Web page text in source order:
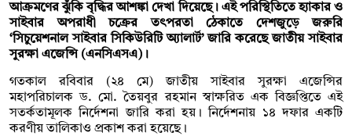
আক্রমণের ঝুঁকি বৃদ্ধির আশঙ্কা দেখা দিয়েছে। এই পরিস্থিতিতে হ্যাকার ও
সাইবার অপরাধী চক্রের তৎপরতা ঠেকাতে দেশজুড়ে জরুরি
‘সিচুয়েশনাল সাইবার সিকিউরিটি অ্যালার্ট’ জারি করেছে জাতীয় সাইবার
সুরক্ষা এজেন্সি (এনসিএসএ)।
গতকাল রবিবার (২৪ মে) জাতীয় সাইবার সুরক্ষা এজেন্সির
মহাপরিচালক ড. মো. তৈয়বুর রহমান স্বাক্ষরিত এক বিজ্ঞপ্তিতে এই
সতর্কতামূলক নির্দেশনা জারি করা হয়। নির্দেশনায় ১৪ দফার একটি
করণীয় তালিকাও প্রকাশ করা হয়েছে।